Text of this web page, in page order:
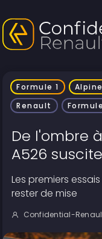
Formule 1
Renault
De l'ombre
A526
Les premiers
rester de mise
Confidential-